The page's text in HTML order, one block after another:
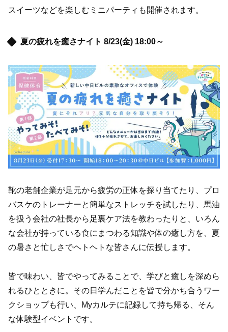
スイーツなどを楽しむミニパーティも開催されます。
夏の疲れを癒さナイト 8/23(金) 18:00～
靴の老舗企業が足元から疲労の正体を探り当てたり、プロ
バスケのトレーナーと簡単なストレッチを試したり、馬油
を扱う会社の社長から足裏ケア法を教わったりと、いろん
な会社が持っている食にまつわる知識や体の癒し方を、夏
の暑さと忙しさでヘトヘトな皆さんに伝授します。
皆で味わい、皆でやってみることで、学びと癒しを深めら
れるひとときに。その日学んだことを皆で分かち合うワー
クショップも行い、Myカルテに記録して持ち帰る、そん
な体験型イベントです。